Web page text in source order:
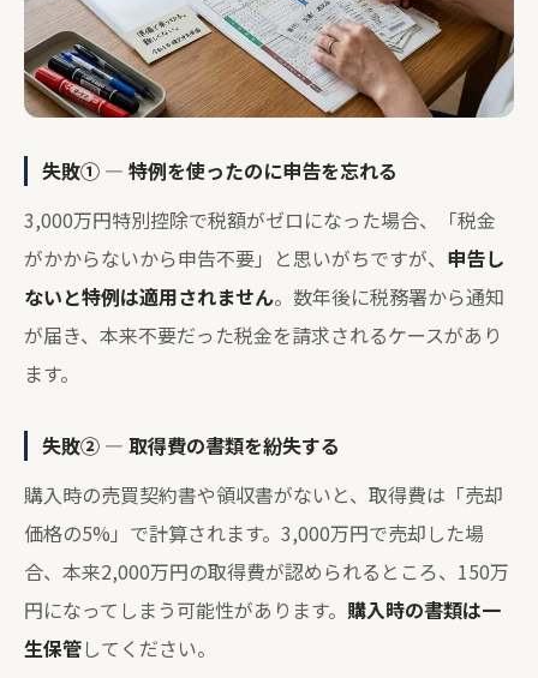
失敗① — 特例を使ったのに申告を忘れる
3,000万円特別控除で税額がゼロになった場合、「税金
がかからないから申告不要」と思いがちですが、 申告し
ないと特例は適用されません。数年後に税務署から通知
が届き、本来不要だった税金を請求されるケースがあり
ます。
失敗② — 取得費の書類を紛失する
購入時の売買契約書や領収書がないと、取得費は「売却
価格の5%」で計算されます。3,000万円で売却した場
合、本来2,000万円の取得費が認められるところ、150万
円になってしまう可能性があります。 購入時の書類は一
生保管してください。